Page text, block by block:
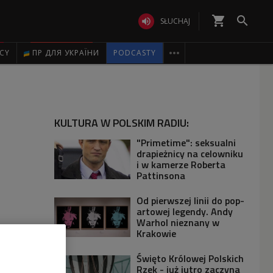
 SŁUCHAJ shopping_cart 
ПР ДЛЯ УКРАЇНИ PODCASTY 
KULTURA W POLSKIM RADIU:
"Primetime": seksualni
drapieżnicy na celowniku
i w kamerze Roberta
Pattinsona
Od pierwszej linii do pop-
artowej legendy. Andy
Warhol nieznany w
Krakowie
Święto Królowej Polskich
Rzek - już jutro zaczyna